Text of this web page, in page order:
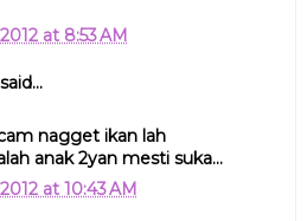
at 8:53 AM
nagget ikan lah
anak 2yan mesti suka...
at 10:43 AM